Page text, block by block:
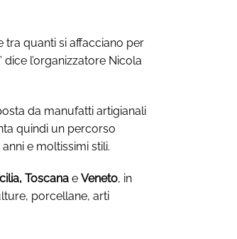
tra quanti si affacciano per
l’organizzatore Nicola
da manufatti artigianali
quindi un percorso
e moltissimi stili.
Toscana e Veneto, in
porcellane, arti